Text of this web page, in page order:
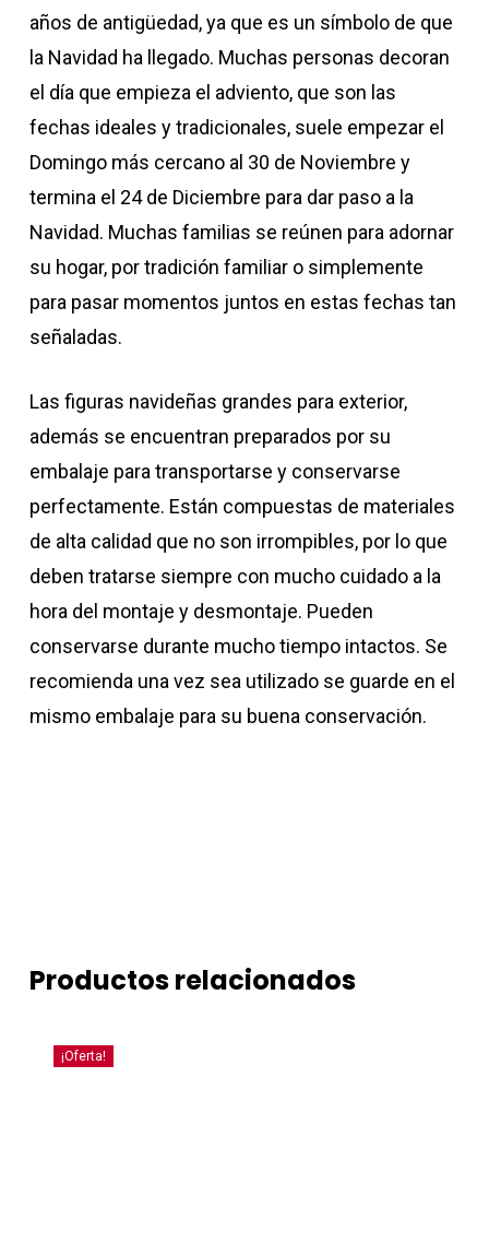
años de antigüedad, ya que es un símbolo de que
la Navidad ha llegado. Muchas personas decoran
el día que empieza el adviento, que son las
fechas ideales y tradicionales, suele empezar el
Domingo más cercano al 30 de Noviembre y
termina el 24 de Diciembre para dar paso a la
Navidad. Muchas familias se reúnen para adornar
su hogar, por tradición familiar o simplemente
para pasar momentos juntos en estas fechas tan
señaladas.
Las figuras navideñas grandes para exterior,
además se encuentran preparados por su
embalaje para transportarse y conservarse
perfectamente. Están compuestas de materiales
de alta calidad que no son irrompibles, por lo que
deben tratarse siempre con mucho cuidado a la
hora del montaje y desmontaje. Pueden
conservarse durante mucho tiempo intactos. Se
recomienda una vez sea utilizado se guarde en el
mismo embalaje para su buena conservación.
Productos relacionados
¡Oferta!